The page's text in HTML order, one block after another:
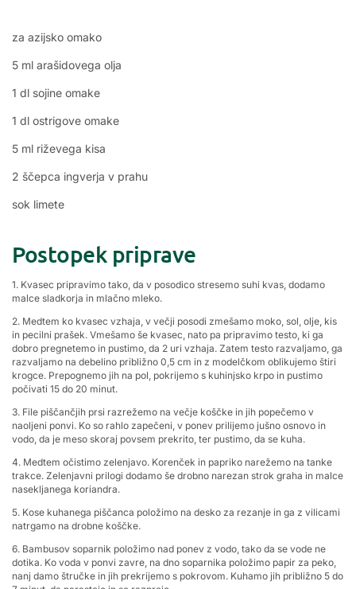
za azijsko omako
5 ml arašidovega olja
1 dl sojine omake
1 dl ostrigove omake
5 ml riževega kisa
2 ščepca ingverja v prahu
sok limete
Postopek priprave
1. Kvasec pripravimo tako, da v posodico stresemo suhi kvas, dodamo
malce sladkorja in mlačno mleko.
2. Medtem ko kvasec vzhaja, v večji posodi zmešamo moko, sol, olje, kis
in pecilni prašek. Vmešamo še kvasec, nato pa pripravimo testo, ki ga
dobro pregnetemo in pustimo, da 2 uri vzhaja. Zatem testo razvaljamo, ga
razvaljamo na debelino približno 0,5 cm in z modelčkom oblikujemo štiri
krogce. Prepognemo jih na pol, pokrijemo s kuhinjsko krpo in pustimo
počivati 15 do 20 minut.
3. File piščančjih prsi razrežemo na večje koščke in jih popečemo v
naoljeni ponvi. Ko so rahlo zapečeni, v ponev prilijemo jušno osnovo in
vodo, da je meso skoraj povsem prekrito, ter pustimo, da se kuha.
4. Medtem očistimo zelenjavo. Korenček in papriko narežemo na tanke
trakce. Zelenjavni prilogi dodamo še drobno narezan strok graha in malce
nasekljanega koriandra.
5. Kose kuhanega piščanca položimo na desko za rezanje in ga z vilicami
natrgamo na drobne koščke.
6. Bambusov soparnik položimo nad ponev z vodo, tako da se vode ne
dotika. Ko voda v ponvi zavre, na dno soparnika položimo papir za peko,
nanj damo štručke in jih prekrijemo s pokrovom. Kuhamo jih približno 5 do